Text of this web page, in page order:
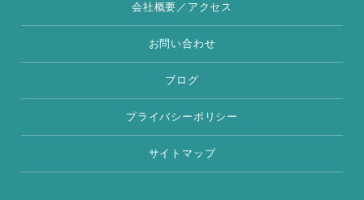
会社概要／アクセス
お問い合わせ
ブログ
プライバシーポリシー
サイトマップ